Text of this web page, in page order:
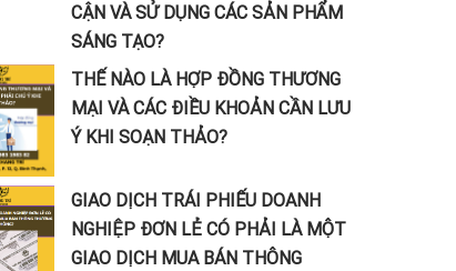
CẬN VÀ SỬ DỤNG CÁC SẢN PHẨM
SÁNG TẠO?
THẾ NÀO LÀ HỢP ĐỒNG THƯƠNG
MẠI VÀ CÁC ĐIỀU KHOẢN CẦN LƯU
Ý KHI SOẠN THẢO?
GIAO DỊCH TRÁI PHIẾU DOANH
NGHIỆP ĐƠN LẺ CÓ PHẢI LÀ MỘT
GIAO DỊCH MUA BÁN THÔNG